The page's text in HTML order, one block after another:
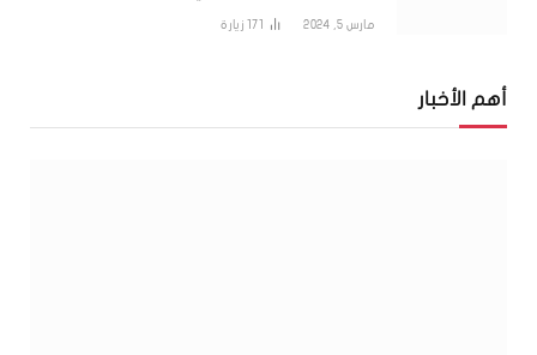
مارس 5, 2024 171 زيارة
أهم الأخبار